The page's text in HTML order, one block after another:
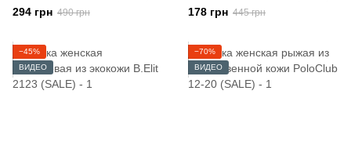
294 грн 490 грн 178 грн 445 грн
−45%
ВИДЕО
−70%
ВИДЕО